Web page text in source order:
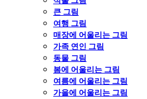
큰 그림
여행 그림
매장에 어울리는 그림
가족 연인 그림
동물 그림
봄에 어울리는 그림
여름에 어울리는 그림
가을에 어울리는 그림